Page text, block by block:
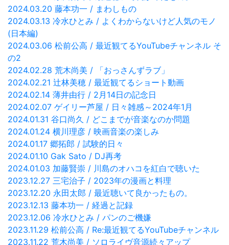
2024.03.20 藤本功一 / まわしもの
2024.03.13 冷水ひとみ / よくわからないけど人気のモノ
(日本編)
2024.03.06 松前公高 / 最近観てるYouTubeチャンネル そ
の2
2024.02.28 荒木尚美 / 「おっさんずラブ」
2024.02.21 辻林美穂 / 最近観てるショート動画
2024.02.14 薄井由行 / 2月14日の記念日
2024.02.07 ゲイリー芦屋 / 日々雑感～2024年1月
2024.01.31 谷口尚久 / どこまでが音楽なのか問題
2024.01.24 横川理彦 / 映画音楽の楽しみ
2024.01.17 郷拓郎 / 試験的日々
2024.01.10 Gak Sato / DJ再考
2024.01.03 加藤賢崇 / 川島のオハコを紅白で聴いた
2023.12.27 三宅治子 / 2023年の漫画と料理
2023.12.20 永田太郎 / 最近聴いて良かったもの。
2023.12.13 藤本功一 / 経過と記録
2023.12.06 冷水ひとみ / パンのご機嫌
2023.11.29 松前公高 / Re:最近観てるYouTubeチャンネル
2023.11.22 荒木尚美 / ソロライヴ音源続々アップ